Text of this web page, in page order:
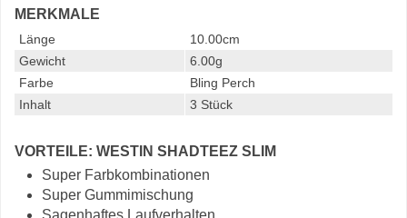
MERKMALE
Länge
10.00cm
Gewicht
6.00g
Farbe
Bling Perch
Inhalt
3 Stück
VORTEILE: WESTIN SHADTEEZ SLIM
Super Farbkombinationen
Super Gummimischung
Sagenhaftes Laufverhalten